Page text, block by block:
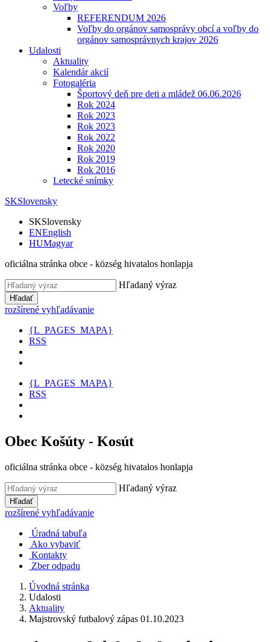
Voľby
REFERENDUM 2026
Voľby do orgánov samosprávy obcí a voľby do
orgánov samosprávnych krajov 2026
Udalosti
Aktuality
Kalendár akcií
Fotogaléria
Športový deň pre deti a mládež 06.06.2026
Rok 2024
Rok 2023
Rok 2023
Rok 2022
Rok 2020
Rok 2019
Rok 2016
Letecké snímky
SKSlovensky
SKSlovensky
ENEnglish
HUMagyar
oficiálna stránka obce - község hivatalos honlapja
Hľadaný výraz
Hľadať
rozšírené vyhľadávanie
{L_PAGES_MAPA}
RSS
{L_PAGES_MAPA}
RSS
Obec Košúty - Kosút
oficiálna stránka obce - község hivatalos honlapja
Hľadaný výraz
Hľadať
rozšírené vyhľadávanie
Úradná tabuľa
Ako vybaviť
Kontakty
Zber odpadu
Úvodná stránka
Udalosti
Aktuality
Majstrovský futbalový zápas 01.10.2023